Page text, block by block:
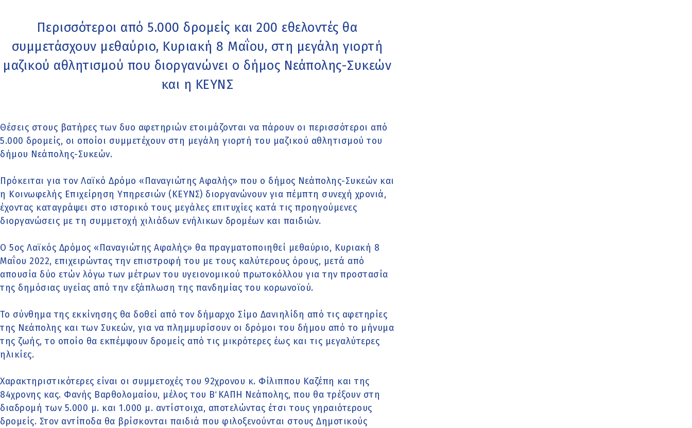
Περισσότεροι από 5.000 δρομείς και 200 εθελοντές θα
συμμετάσχουν μεθαύριο, Κυριακή 8 Μαΐου, στη μεγάλη γιορτή
μαζικού αθλητισμού που διοργανώνει ο δήμος Νεάπολης-Συκεών
και η ΚΕΥΝΣ
Θέσεις στους βατήρες των δυο αφετηριών ετοιμάζονται να πάρουν οι περισσότεροι από
5.000 δρομείς, οι οποίοι συμμετέχουν στη μεγάλη γιορτή του μαζικού αθλητισμού του
δήμου Νεάπολης-Συκεών.
Πρόκειται για τον Λαϊκό Δρόμο «Παναγιώτης Αφαλής» που ο δήμος Νεάπολης-Συκεών και
η Κοινωφελής Επιχείρηση Υπηρεσιών (ΚΕΥΝΣ) διοργανώνουν για πέμπτη συνεχή χρονιά,
έχοντας καταγράψει στο ιστορικό τους μεγάλες επιτυχίες κατά τις προηγούμενες
διοργανώσεις με τη συμμετοχή χιλιάδων ενήλικων δρομέων και παιδιών.
Ο 5ος Λαϊκός Δρόμος «Παναγιώτης Αφαλής» θα πραγματοποιηθεί μεθαύριο, Κυριακή 8
Μαΐου 2022, επιχειρώντας την επιστροφή του με τους καλύτερους όρους, μετά από
απουσία δύο ετών λόγω των μέτρων του υγειονομικού πρωτοκόλλου για την προστασία
της δημόσιας υγείας από την εξάπλωση της πανδημίας του κορωνοϊού.
Το σύνθημα της εκκίνησης θα δοθεί από τον δήμαρχο Σίμο Δανιηλίδη από τις αφετηρίες
της Νεάπολης και των Συκεών, για να πλημμυρίσουν οι δρόμοι του δήμου από το μήνυμα
της ζωής, το οποίο θα εκπέμψουν δρομείς από τις μικρότερες έως και τις μεγαλύτερες
ηλικίες.
Χαρακτηριστικότερες είναι οι συμμετοχές του 92χρονου κ. Φίλιππου Καζέπη και της
84χρονης κας. Φανής Βαρθολομαίου, μέλος του Β΄ ΚΑΠΗ Νεάπολης, που θα τρέξουν στη
διαδρομή των 5.000 μ. και 1.000 μ. αντίστοιχα, αποτελώντας έτσι τους γηραιότερους
δρομείς. Στον αντίποδα θα βρίσκονται παιδιά που φιλοξενούνται στους Δημοτικούς